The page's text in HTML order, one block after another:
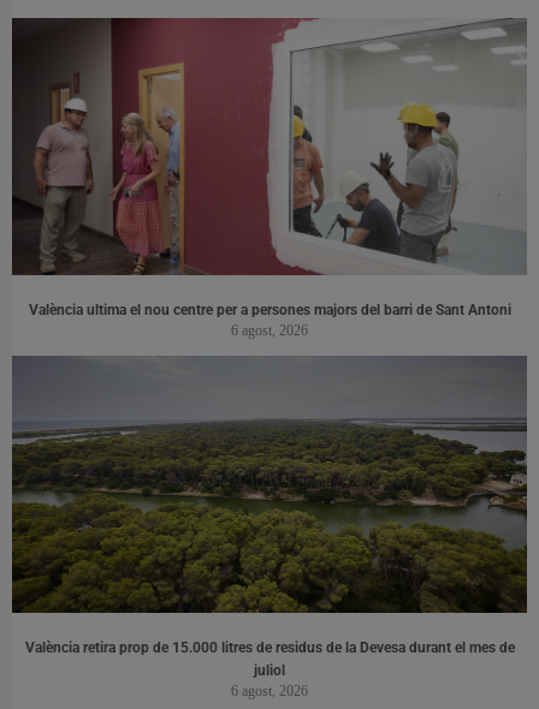
València ultima el nou centre per a persones majors del barri de Sant Antoni
6 agost, 2026
València retira prop de 15.000 litres de residus de la Devesa durant el mes de
juliol
6 agost, 2026